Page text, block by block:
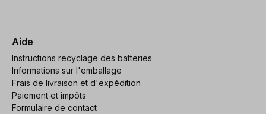
Aide
Instructions recyclage des batteries
Informations sur l'emballage
Frais de livraison et d'expédition
Paiement et impôts
Formulaire de contact